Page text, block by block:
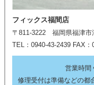
フィックス福間店
〒811-3222 福岡県福津市
TEL：0940-43-2439 FAX：
営業時間
修理受付は準備などの都